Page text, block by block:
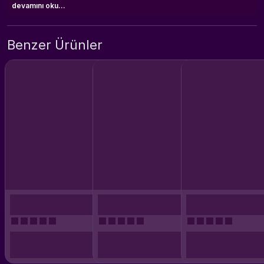
devamını oku...
Benzer Ürünler